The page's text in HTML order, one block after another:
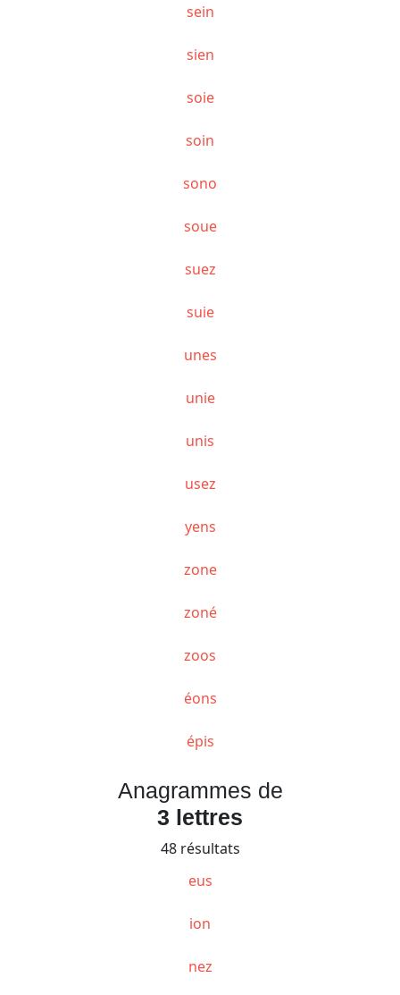
sein
sien
soie
soin
sono
soue
suez
suie
unes
unie
unis
usez
yens
zone
zoné
zoos
éons
épis
Anagrammes de
3 lettres
48 résultats
eus
ion
nez